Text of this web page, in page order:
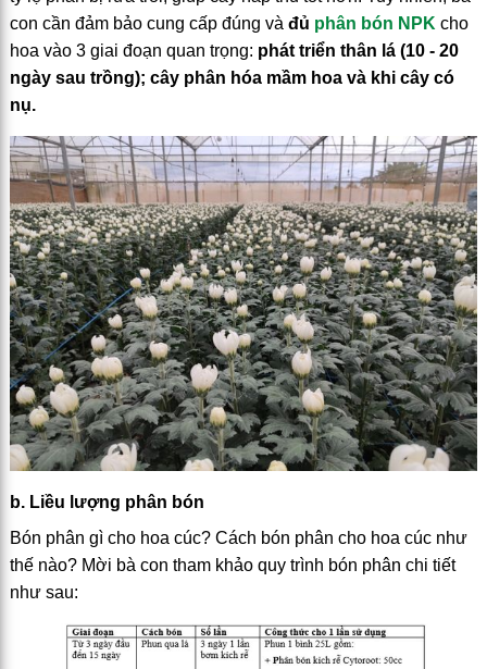
con cần đảm bảo cung cấp đúng và đủ phân bón NPK cho
hoa vào 3 giai đoạn quan trọng: phát triển thân lá (10 - 20
ngày sau trồng); cây phân hóa mầm hoa và khi cây có
nụ.
b. Liều lượng phân bón
Bón phân gì cho hoa cúc? Cách bón phân cho hoa cúc như
thế nào? Mời bà con tham khảo quy trình bón phân chi tiết
như sau: